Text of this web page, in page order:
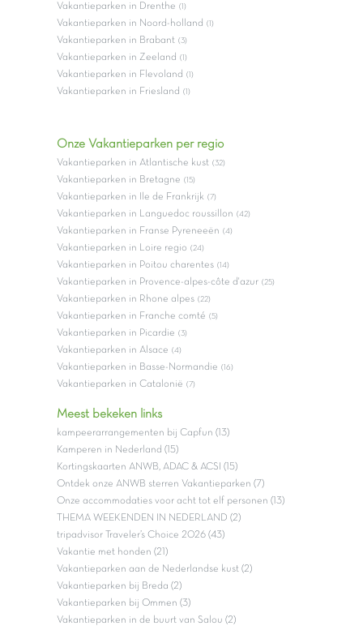
Vakantieparken in Drenthe (1)
Vakantieparken in Noord-holland (1)
Vakantieparken in Brabant (3)
Vakantieparken in Zeeland (1)
Vakantieparken in Flevoland (1)
Vakantieparken in Friesland (1)
Onze Vakantieparken per regio
Vakantieparken in Atlantische kust (32)
Vakantieparken in Bretagne (15)
Vakantieparken in Ile de Frankrijk (7)
Vakantieparken in Languedoc roussillon (42)
Vakantieparken in Franse Pyreneeën (4)
Vakantieparken in Loire regio (24)
Vakantieparken in Poitou charentes (14)
Vakantieparken in Provence-alpes-côte d'azur (25)
Vakantieparken in Rhone alpes (22)
Vakantieparken in Franche comté (5)
Vakantieparken in Picardie (3)
Vakantieparken in Alsace (4)
Vakantieparken in Basse-Normandie (16)
Vakantieparken in Catalonië (7)
Meest bekeken links
kampeerarrangementen bij Capfun (13)
Kamperen in Nederland (15)
Kortingskaarten ANWB, ADAC & ACSI (15)
Ontdek onze ANWB sterren Vakantieparken (7)
Onze accommodaties voor acht tot elf personen (13)
THEMA WEEKENDEN IN NEDERLAND (2)
tripadvisor Traveler’s Choice 2026 (43)
Vakantie met honden (21)
Vakantieparken aan de Nederlandse kust (2)
Vakantieparken bij Breda (2)
Vakantieparken bij Ommen (3)
Vakantieparken in de buurt van Salou (2)